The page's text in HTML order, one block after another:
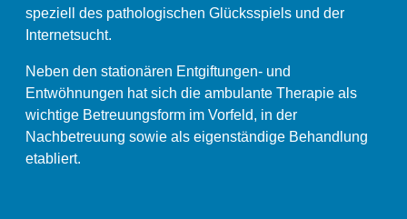
speziell des pathologischen Glücksspiels und der
Internetsucht.
Neben den stationären Entgiftungen- und
Entwöhnungen hat sich die ambulante Therapie als
wichtige Betreuungsform im Vorfeld, in der
Nachbetreuung sowie als eigenständige Behandlung
etabliert.